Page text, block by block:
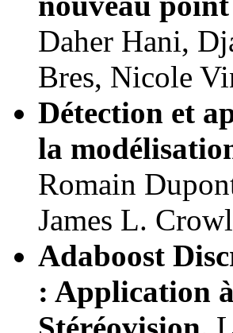
Daher Hani,
Bres, Nicole
Détection et
la
Romain
James L.
Adaboost
: Application